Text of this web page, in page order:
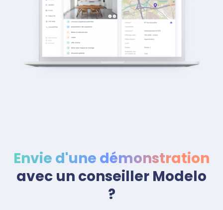
Envie d'une démonstration
avec un conseiller Modelo
?